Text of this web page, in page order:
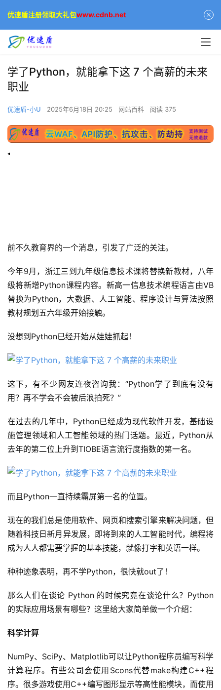
学了Python，就能拿下这 7 个高薪的未来
职业
优速盾-小U 2025年6月18日 20:25 网站百科 阅读 375
前不久教育界的一个消息，引发了广泛的关注。
今年9月，浙江三到九年级信息技术课将替换新教材，八年
级将新增Python课程内容。新高一信息技术编程语言由VB
替换为Python，大数据、人工智能、程序设计与算法按照
教材规划五六年级开始接触。
没想到Python已经开始从娃娃抓起！
这下，有不少网友连夜咨询我：“Python学了到底有没有
用？再不学会不会被后浪拍死？”
在过去的几年中，Python已经成为现代软件开发，基础设
施管理领域和人工智能领域的热门话题。最近，Python从
去年的第二位上升到TIOBE语言流行度指数的第一名。
而且Python一直持续霸屏第一名的位置。
现在的我们总是使用软件、网页和搜索引擎来解决问题，但
随着科技日新月异发展，即将到来的人工智能时代，编程将
成为人人都需要掌握的基本技能，就像打字和英语一样。
种种迹象表明，再不学Python，很快就out了！
那么人们在谈论 Python 的时候究竟在谈论什么？Python
的实际应用场景有哪些？这里给大家简单做一个介绍：
科学计算
NumPy、SciPy、Matplotlib可以让Python程序员编写科学
计算程序。有些公司会使用Scons代替make构建C++程
序。很多游戏使用C++编写图形显示等高性能模块，而使用
优速盾注册领取大礼包www.cdnb.net